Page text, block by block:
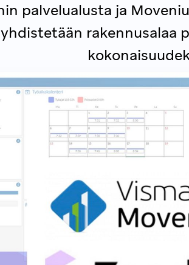
palvelualusta ja
rakennusalaa